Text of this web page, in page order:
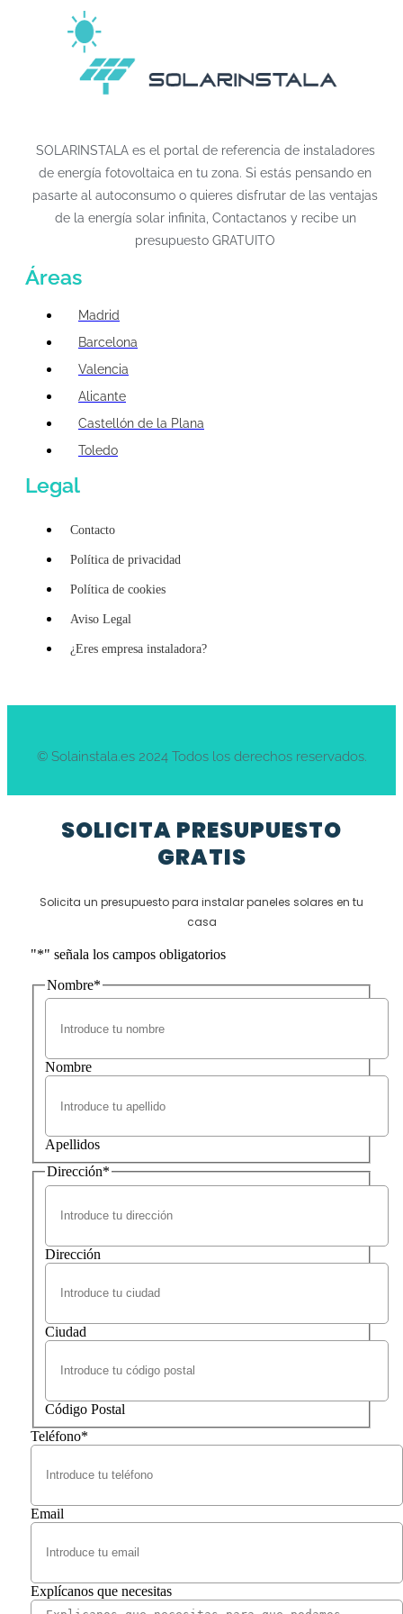
SOLARINSTALA es el portal de referencia de instaladores
de energía fotovoltaica en tu zona. Si estás pensando en
pasarte al autoconsumo o quieres disfrutar de las ventajas
de la energía solar infinita, Contactanos y recibe un
presupuesto GRATUITO
Áreas
Madrid
Barcelona
Valencia
Alicante
Castellón de la Plana
Toledo
Legal
Contacto
Política de privacidad
Política de cookies
Aviso Legal
¿Eres empresa instaladora?
© Solainstala.es 2024 Todos los derechos reservados.
SOLICITA PRESUPUESTO
GRATIS
Solicita un presupuesto para instalar paneles solares en tu
casa
"*" señala los campos obligatorios
Nombre*
Nombre
Apellidos
Dirección*
Dirección
Ciudad
Código Postal
Teléfono*
Email
Explícanos que necesitas